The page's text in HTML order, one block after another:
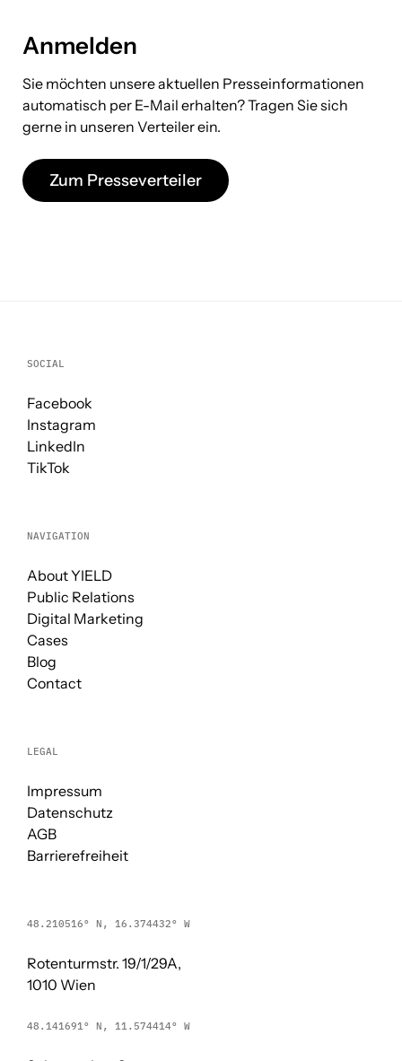
Anmelden
Sie möchten unsere aktuellen Presseinformationen
automatisch per E-Mail erhalten? Tragen Sie sich
gerne in unseren Verteiler ein.
Zum Presseverteiler
SOCIAL
Facebook
Instagram
LinkedIn
TikTok
NAVIGATION
About YIELD
Public Relations
Digital Marketing
Cases
Blog
Contact
LEGAL
Impressum
Datenschutz
AGB
Barrierefreiheit
48.210516° N, 16.374432° W
Rotenturmstr. 19/1/29A,
1010 Wien
48.141691° N, 11.574414° W